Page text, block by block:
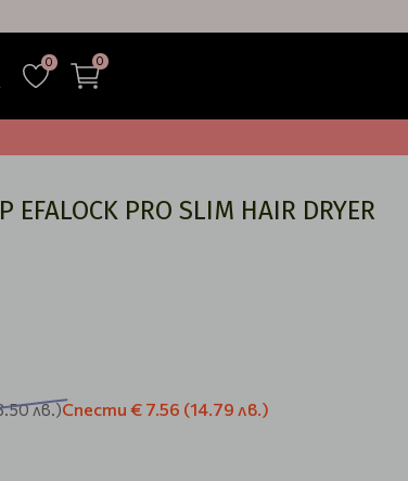
0 0
PRO SLIM HAIR DRYER
лв.)Спести € 7.56 (14.79 лв.)